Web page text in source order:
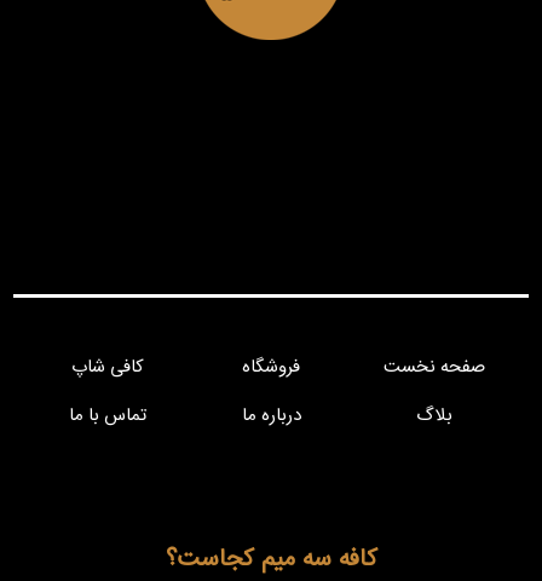
صفحه نخست فروشگاه
کافی شاپ
بلاگ
درباره ما تماس با ما
کافه سه میم کجاست؟